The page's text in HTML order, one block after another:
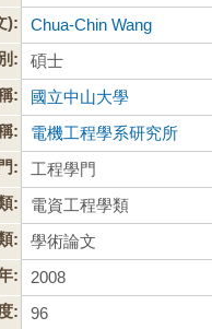
):
Chua-Chin Wang
:
碩士
:
國立中山大學
:
電機工程學系研究所
:
工程學門
:
電資工程學類
:
學術論文
:
2008
:
96